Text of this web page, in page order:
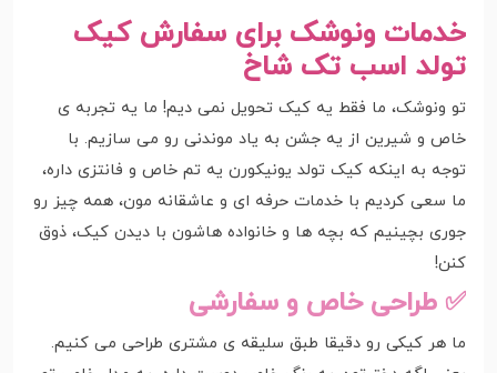
خدمات ونوشک برای سفارش کیک
تولد اسب تک شاخ
تو ونوشک، ما فقط یه کیک تحویل نمی دیم! ما یه تجربه ی
خاص و شیرین از یه جشن به یاد موندنی رو می سازیم. با
توجه به اینکه کیک تولد یونیکورن یه تم خاص و فانتزی داره،
ما سعی کردیم با خدمات حرفه ای و عاشقانه مون، همه چیز رو
جوری بچینیم که بچه ها و خانواده هاشون با دیدن کیک، ذوق
کنن!
✅ طراحی خاص و سفارشی
ما هر کیکی رو دقیقا طبق سلیقه ی مشتری طراحی می کنیم.